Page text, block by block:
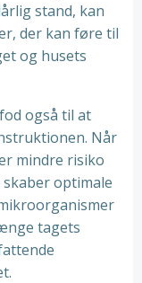
stand, kan
der kan føre til
og husets
også til at
Når
mindre risiko
optimale
tagets